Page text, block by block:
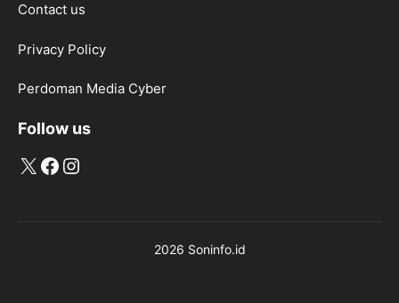
Contact us
Privacy Policy
Perdoman Media Cyber
Follow us
X Facebook
Instagram
2026 Soninfo.id